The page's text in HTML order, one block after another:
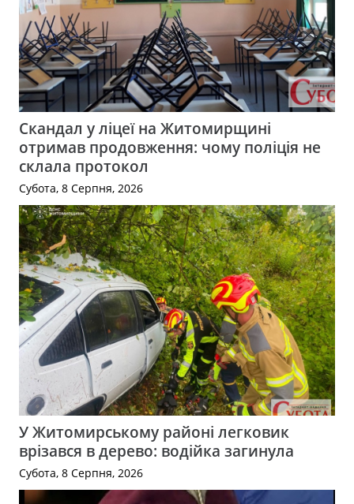
Скандал у ліцеї на Житомирщині
отримав продовження: чому поліція не
склала протокол
Субота, 8 Серпня, 2026
У Житомирському районі легковик
врізався в дерево: водійка загинула
Субота, 8 Серпня, 2026